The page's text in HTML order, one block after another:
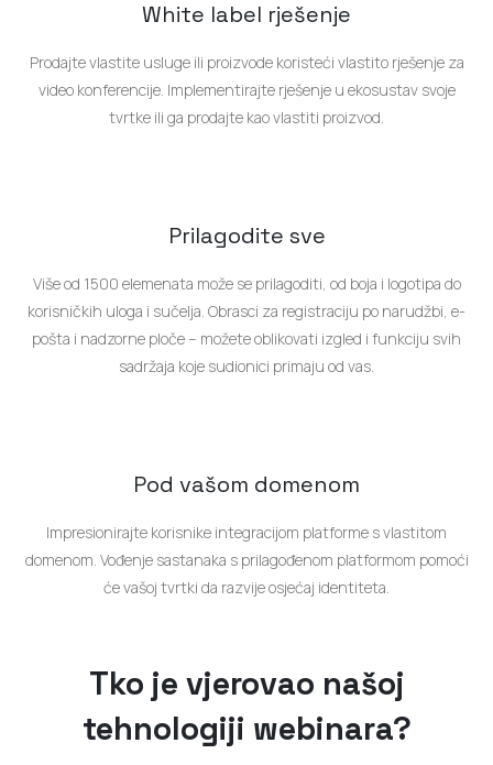
video konferencije. Implementirajte rješenje u ekosustav svoje
tvrtke ili ga prodajte kao vlastiti proizvod.
korisničkih uloga i sučelja. Obrasci za registraciju po narudžbi, e-
pošta i nadzorne ploče – možete oblikovati izgled i funkciju svih
sadržaja koje sudionici primaju od vas.
domenom. Vođenje sastanaka s prilagođenom platformom pomoći
će vašoj tvrtki da razvije osjećaj identiteta.
tehnologiji webinara?